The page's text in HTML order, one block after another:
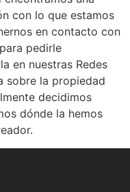
con lo que estamos
en contacto con
pedirle
en nuestras Redes
sobre la propiedad
decidimos
dónde la hemos